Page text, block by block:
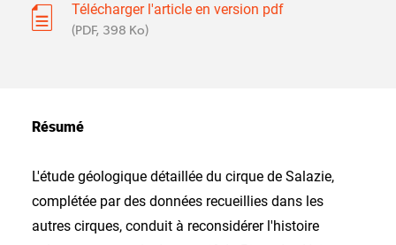
Télécharger l'article en version pdf
(PDF, 398 Ko)
Résumé
L'étude géologique détaillée du cirque de Salazie,
complétée par des données recueillies dans les
autres cirques, conduit à reconsidérer l'histoire